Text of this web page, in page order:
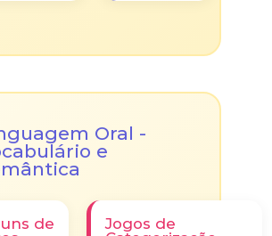
Oral -
e
de
Jogos de